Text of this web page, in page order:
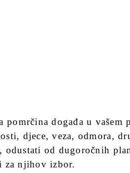
pomrčina događa u vašem
djece, veza, odmora,
od dugoročnih
za njihov izbor.